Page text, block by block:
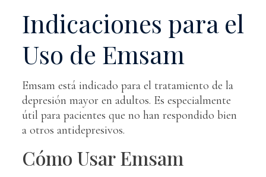
Indicaciones para el
Uso de Emsam
Emsam está indicado para el tratamiento de la
depresión mayor en adultos. Es especialmente
útil para pacientes que no han respondido bien
a otros antidepresivos.
Cómo Usar Emsam